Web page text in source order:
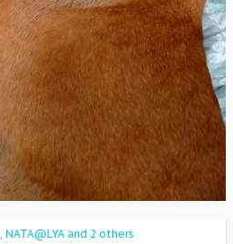
NATA@LYA and 2 others